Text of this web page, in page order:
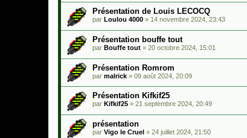
Présentation de Louis LECOCQ
par Loulou 4000 » 14 novembre 2024, 23:43
Présentation bouffe tout
par Bouffe tout » 20 octobre 2024, 15:01
Présentation Romrom
par malrick » 09 août 2024, 20:09
Présentation Kifkif25
par Kifkif25 » 21 septembre 2024, 20:49
présentation
par Vigo le Cruel » 24 juillet 2024, 21:50